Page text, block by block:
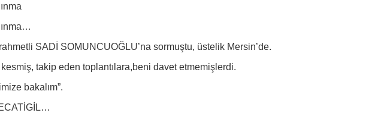
SADİ SOMUNCUOĞLU’na sormuştu, üstelik Mersin’de.
takip eden toplantılara,beni davet etmemişlerdi.
bakalım”.